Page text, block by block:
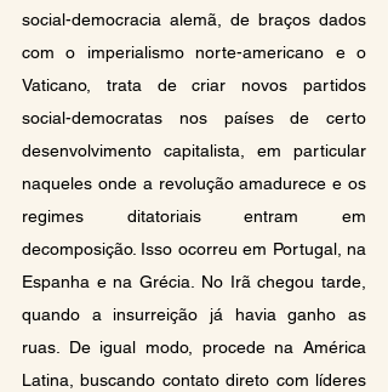
social-democracia alemã, de braços dados
com o imperialismo norte-americano e o
Vaticano, trata de criar novos partidos
social-democratas nos países de certo
desenvolvimento capitalista, em particular
naqueles onde a revolução amadurece e os
regimes ditatoriais entram em
decomposição. Isso ocorreu em Portugal, na
Espanha e na Grécia. No Irã chegou tarde,
quando a insurreição já havia ganho as
ruas. De igual modo, procede na América
Latina, buscando contato direto com líderes